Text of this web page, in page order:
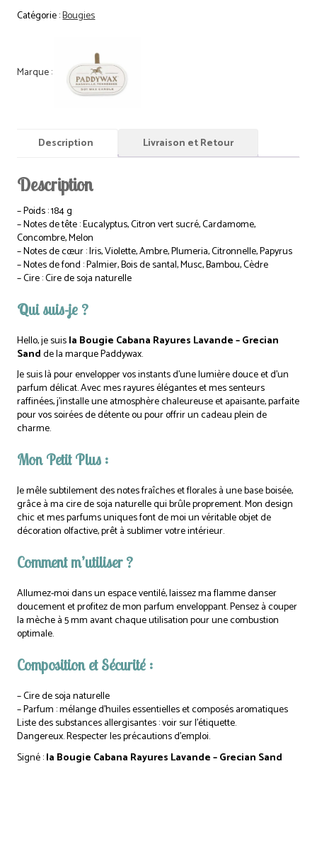
Cabana
Rayures
Sand
Catégorie :Bougies
Description Livraison et Retour
Description
– Poids : 184 g
– Notes de tête : Eucalyptus, Citron vert sucré, Cardamome,
Concombre, Melon
– Notes de cœur : Iris, Violette, Ambre, Plumeria, Citronnelle, Papyrus
– Notes de fond : Palmier, Bois de santal, Musc, Bambou, Cèdre
– Cire : Cire de soja naturelle
Qui suis-je ?
Hello, je suisla Bougie Cabana Rayures Lavande – Grecian
Sandde la marque Paddywax.
Je suis là pour envelopper vos instants d’une lumière douce et d’un
parfum délicat. Avec mes rayures élégantes et mes senteurs
raffinées, j’installe une atmosphère chaleureuse et apaisante, parfaite
pour vos soirées de détente ou pour offrir un cadeau plein de
charme.
Mon Petit Plus :
Je mêle subtilement des notes fraîches et florales à une base boisée,
grâce à ma cire de soja naturelle qui brûle proprement. Mon design
chic et mes parfums uniques font de moi un véritable objet de
décoration olfactive, prêt à sublimer votre intérieur.
Comment m’utiliser ?
Allumez-moi dans un espace ventilé, laissez ma flamme danser
doucement et profitez de mon parfum enveloppant. Pensez à couper
la mèche à 5 mm avant chaque utilisation pour une combustion
optimale.
Composition et Sécurité :
– Cire de soja naturelle
– Parfum : mélange d’huiles essentielles et composés aromatiques
Liste des substances allergisantes : voir sur l’étiquette.
Dangereux. Respecter les précautions d’emploi.
Signé :la Bougie Cabana Rayures Lavande – Grecian Sand